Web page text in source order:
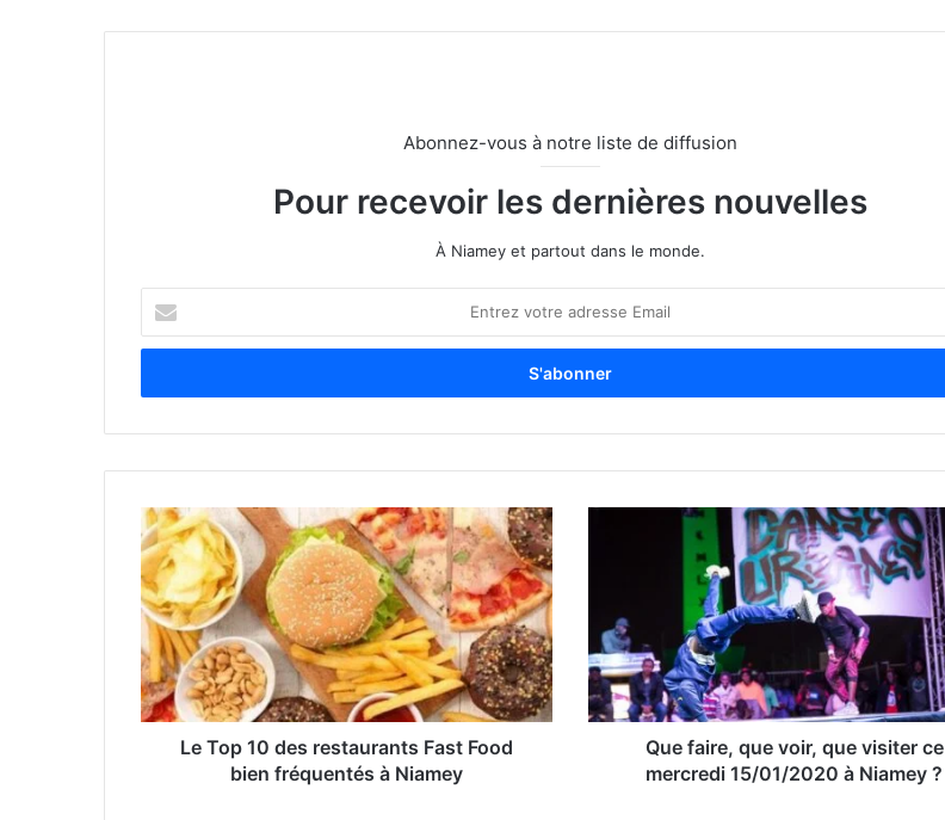
Abonnez-vous à notre liste de diffusion
Pour recevoir les dernières nouvelles
À Niamey et partout dans le monde.
t
e
o
r
e
a
d
r
e
s
s
e
Le Top 10 des restaurants Fast Food
bien fréquentés à Niamey
Que faire, que voir, que visiter ce
mercredi 15/01/2020 à Niamey ?